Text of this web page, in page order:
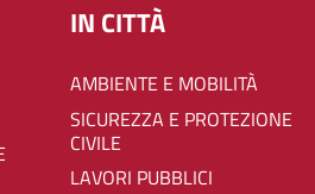
IN CITTÀ
AMBIENTE E MOBILITÀ
SICUREZZA E PROTEZIONE
CIVILE
LAVORI PUBBLICI